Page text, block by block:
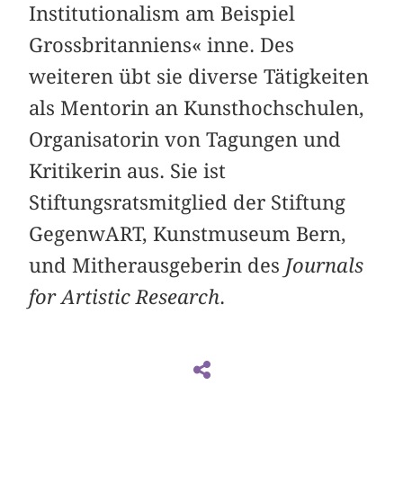
Institutionalism am Beispiel
Grossbritanniens« inne. Des
weiteren übt sie diverse Tätigkeiten
als Mentorin an Kunsthochschulen,
Organisatorin von Tagungen und
Kritikerin aus. Sie ist
Stiftungsratsmitglied der Stiftung
GegenwART, Kunstmuseum Bern,
und Mitherausgeberin des Journals
for Artistic Research.